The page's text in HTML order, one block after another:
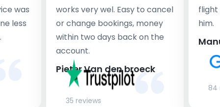
was
less
works very wel. Easy to cancel
or change bookings, money
within two days back on the
account.
Pieter Van den broeck
35 reviews
flight
him.
84